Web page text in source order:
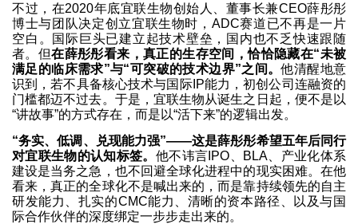
不过，在2020年底宜联生物创始人、董事长兼CEO薛彤彤
博士与团队决定创立宜联生物时，ADC赛道已不再是一片
空白。国际巨头已建立起技术壁垒，国内也不乏快速跟随
者。但在薛彤彤看来，真正的生存空间，恰恰隐藏在“未被
满足的临床需求”与“可突破的技术边界”之间。他清醒地意
识到，若不具备核心技术与国际IP能力，初创公司连融资的
门槛都迈不过去。于是，宜联生物从诞生之日起，便不是以
“讲故事”的方式存在，而是以“活下来”的逻辑出发。
“务实、低调、兑现能力强”——这是薛彤彤希望五年后同行
对宜联生物的认知标签。 他不讳言IPO、BLA、产业化体系
建设是当务之急，也不回避全球化进程中的现实困难。在他
看来，真正的全球化不是喊出来的，而是靠持续领先的自主
研发能力、扎实的CMC能力、清晰的资本路径、以及与国
际合作伙伴的深度绑定一步步走出来的。